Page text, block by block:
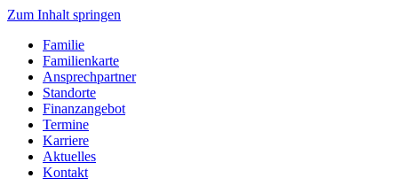
Zum Inhalt springen
Familie
Familienkarte
Ansprechpartner
Standorte
Finanzangebot
Termine
Karriere
Aktuelles
Kontakt